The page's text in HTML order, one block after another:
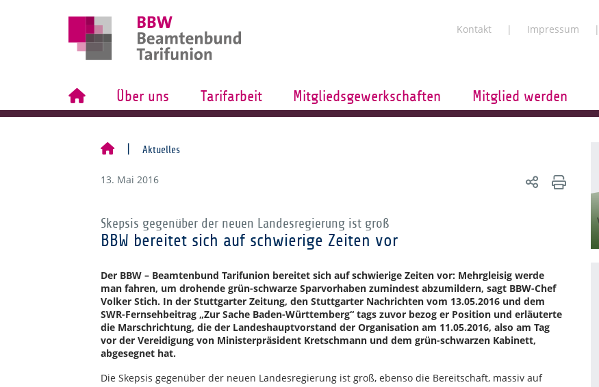
Kontakt Impressum
Über uns Tarifarbeit Mitgliedsgewerkschaften Mitglied werden
Aktuelles
13. Mai 2016
Skepsis gegenüber der neuen Landesregierung ist groß
BBW bereitet sich auf schwierige Zeiten vor
Der BBW – Beamtenbund Tarifunion bereitet sich auf schwierige Zeiten vor: Mehrgleisig werde
man fahren, um drohende grün-schwarze Sparvorhaben zumindest abzumildern, sagt BBW-Chef
Volker Stich. In der Stuttgarter Zeitung, den Stuttgarter Nachrichten vom 13.05.2016 und dem
SWR-Fernsehbeitrag „Zur Sache Baden-Württemberg“ tags zuvor bezog er Position und erläuterte
die Marschrichtung, die der Landeshauptvorstand der Organisation am 11.05.2016, also am Tag
vor der Vereidigung von Ministerpräsident Kretschmann und dem grün-schwarzen Kabinett,
abgesegnet hat.
Die Skepsis gegenüber der neuen Landesregierung ist groß, ebenso die Bereitschaft, massiv auf